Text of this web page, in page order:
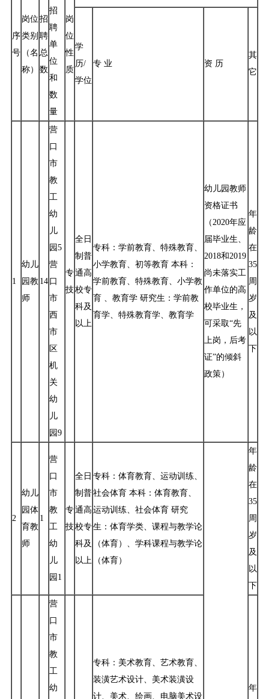
序
号
岗位
类别
（名
称）
招
聘
总
数
招
聘
单
位
和
数
量
岗
位
性
质
学
历/
学位
专 业 资 历
其
它
1
幼儿
园教
师
14
营
口
市
教
工
幼
儿
园5
营
口
市
西
市
区
机
关
幼
儿
园9
专
技
全日
制普
通高
校专
科及
以上
专科：学前教育、特殊教育、
小学教育、初等教育 本科：
学前教育、特殊教育、小学教
育 、教育学 研究生：学前教
育学、特殊教育学、教育学
幼儿园教师
资格证书
（2020年应
届毕业生、
2018和2019
尚未落实工
作单位的高
校毕业生，
可采取“先
上岗，后考
证”的倾斜
政策）
年
龄
在
35
周
岁
及
以
下
2
幼儿
园体
育教
师
1
营
口
市
教
工
幼
儿
园1
专
技
全日
制普
通高
校专
科及
以上
专科：体育教育、运动训练、
社会体育 本科：体育教育、
运动训练、社会体育 研究
生：体育学类、课程与教学论
（体育）、学科课程与教学论
（体育）
年
龄
在
35
周
岁
及
以
下
营
口
市
教
工
幼
专科：美术教育、艺术教育、
装潢艺术设计、美术装潢设
计、美术、绘画、电脑美术设
年